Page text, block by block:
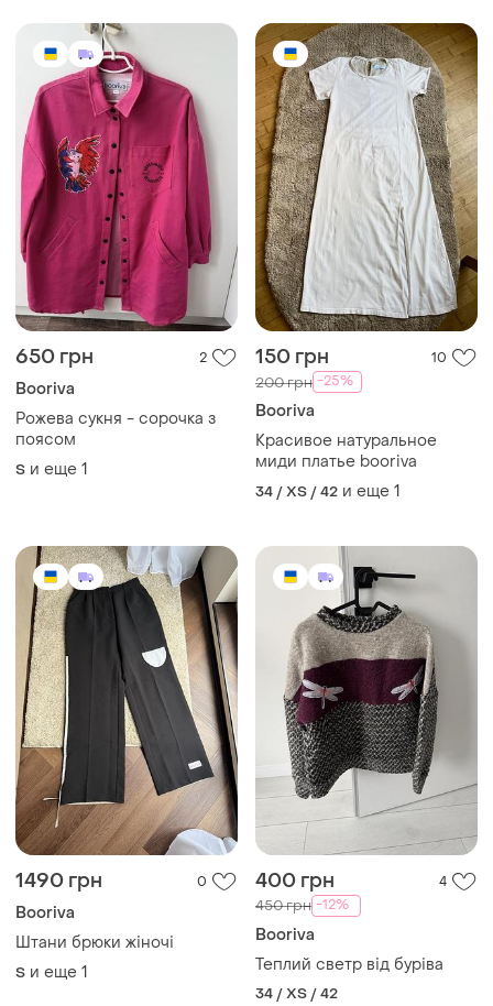
650 грн 2
Booriva
Рожева сукня - сорочка з
поясом
S и еще 1
150 грн 10
200 грн -25%
Booriva
Красивое натуральное
миди платье booriva
34 / XS / 42 и еще 1
1490 грн 0
Booriva
Штани брюки жіночі
S и еще 1
400 грн 4
450 грн -12%
Booriva
Теплий светр від буріва
34 / XS / 42